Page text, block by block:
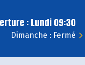
: Lundi 09:30
Dimanche : Fermé